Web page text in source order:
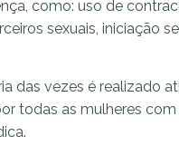
como: uso de
sexuais, iniciação
das vezes é realizado
todas as mulheres